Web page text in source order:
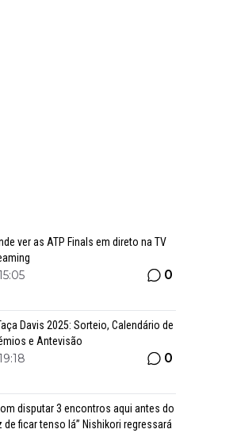
ver as ATP Finals em direto na TV
0
Davis 2025: Sorteio, Calendário de
e Antevisão
0
disputar 3 encontros aqui antes do
de ficar tenso lá” Nishikori regressará